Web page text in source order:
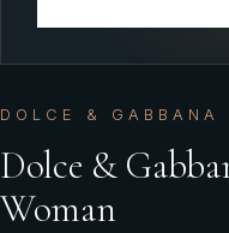
DOLCE & GABBANA
Dolce &
Woman